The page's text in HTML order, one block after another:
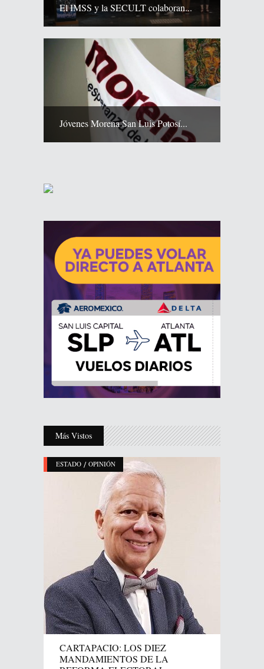
El IMSS y la SECULT colaboran...
Jóvenes Morena San Luis Potosí...
Más Vistos
ESTADO / OPINIÓN
CARTAPACIO: LOS DIEZ
MANDAMIENTOS DE LA